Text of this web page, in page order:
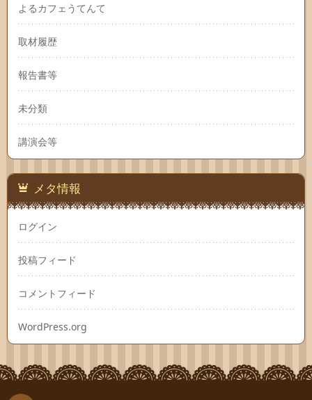
よるカフェうてんて
取材履歴
報告書等
未分類
講演会等
メタ情報
ログイン
投稿フィード
コメントフィード
WordPress.org